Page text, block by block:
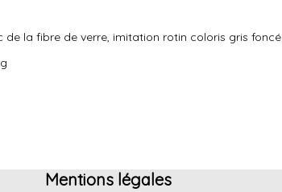
la fibre de verre, imitation rotin coloris gris foncé
Mentions légales